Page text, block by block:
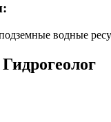
водные